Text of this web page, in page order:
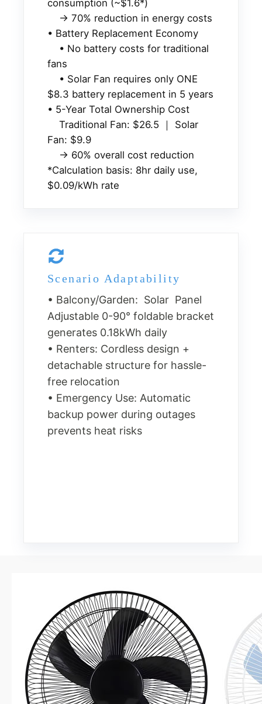
consumption (~$1.6*)
→ 70% reduction in energy costs
• Battery Replacement Economy
• No battery costs for traditional
fans
• Solar Fan requires only ONE
$8.3 battery replacement in 5 years
• 5-Year Total Ownership Cost
Traditional Fan: $26.5 ｜ Solar
Fan: $9.9
→ 60% overall cost reduction
*Calculation basis: 8hr daily use,
$0.09/kWh rate
Scenario Adaptability
• Balcony/Garden: Solar Panel
Adjustable 0-90° foldable bracket
generates 0.18kWh daily
• Renters: Cordless design +
detachable structure for hassle-
free relocation
• Emergency Use: Automatic
backup power during outages
prevents heat risks